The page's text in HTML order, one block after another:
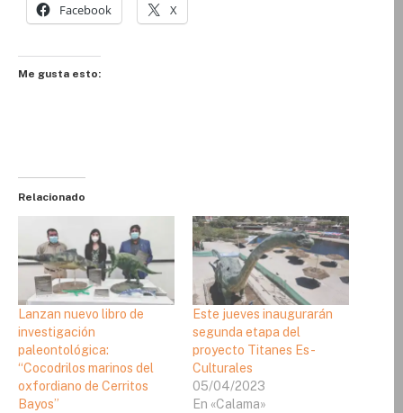
Facebook X
Me gusta esto:
Relacionado
Lanzan nuevo libro de
investigación
paleontológica:
“Cocodrilos marinos del
oxfordiano de Cerritos
Bayos”
Este jueves inaugurarán
segunda etapa del
proyecto Titanes Es-
Culturales
05/04/2023
En «Calama»